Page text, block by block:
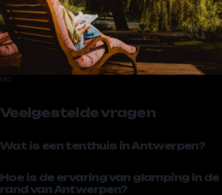
FAQ
Veelgestelde vragen
Wat is een tenthuis in Antwerpen?
Hoe is de ervaring van glamping in de
rand van Antwerpen?